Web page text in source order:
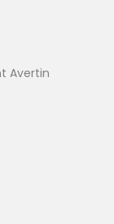
Avertin